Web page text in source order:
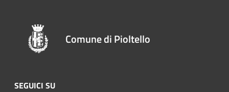
Comune di Pioltello
SEGUICI SU